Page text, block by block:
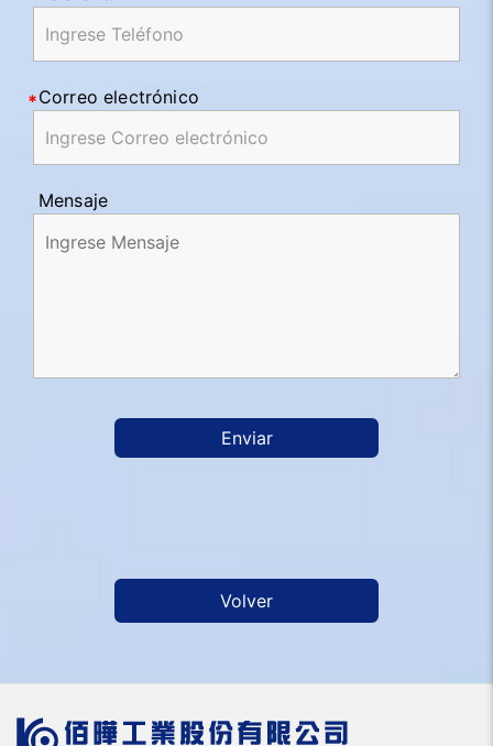
Correo electrónico
Mensaje
Enviar
Volver